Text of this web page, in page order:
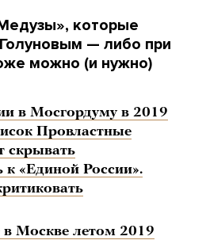
которые
— либо при
можно (и нужно)
в Мосгордуму в 2019
Провластные
скрывать
к «Единой России».
Москве летом 2019